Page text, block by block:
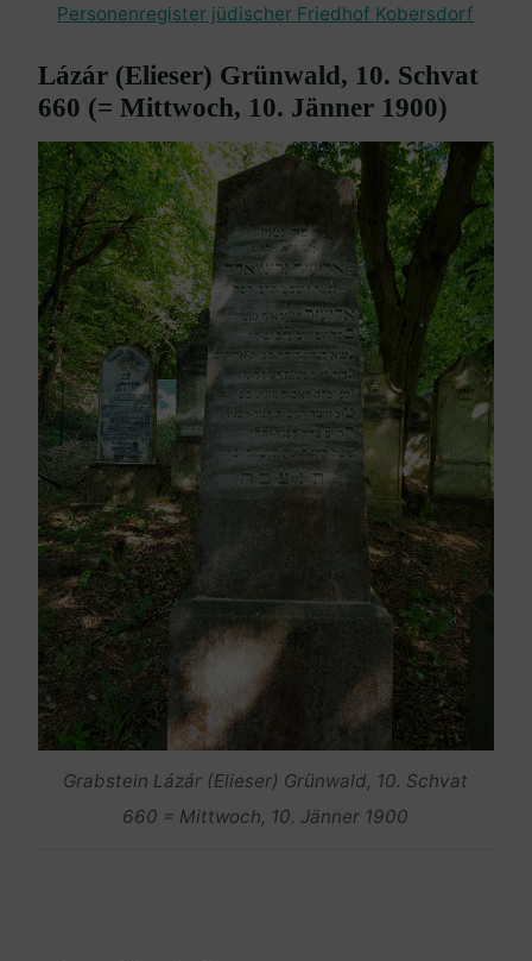
Personenregister jüdischer Friedhof Kobersdorf
Lázár (Elieser) Grünwald, 10. Schvat
660 (= Mittwoch, 10. Jänner 1900)
Grabstein Lázár (Elieser) Grünwald, 10. Schvat
660 = Mittwoch, 10. Jänner 1900